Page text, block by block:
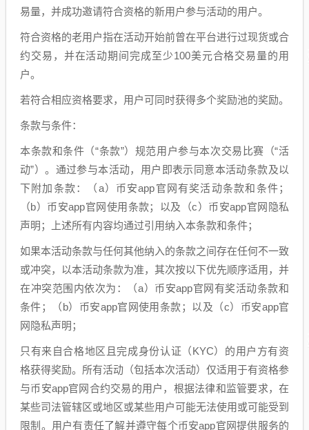
易量，并成功邀请符合资格的新用户参与活动的用户。
符合资格的老用户指在活动开始前曾在平台进行过现货或合
约交易，并在活动期间完成至少100美元合格交易量的用
户。
若符合相应资格要求，用户可同时获得多个奖励池的奖励。
条款与条件：
本条款和条件（“条款”）规范用户参与本次交易比赛（“活
动”）。通过参与本活动，用户即表示同意本活动条款及以
下附加条款：（a）币安app官网有奖活动条款和条件；
（b）币安app官网使用条款；以及（c）币安app官网隐私
声明；上述所有内容均通过引用纳入本条款和条件；
如果本活动条款与任何其他纳入的条款之间存在任何不一致
或冲突，以本活动条款为准，其次按以下优先顺序适用，并
在冲突范围内依次为：（a）币安app官网有奖活动条款和
条件；（b）币安app官网使用条款；以及（c）币安app官
网隐私声明；
只有来自合格地区且完成身份认证（KYC）的用户方有资
格获得奖励。所有活动（包括本次活动）仅适用于有资格参
与币安app官网合约交易的用户，根据法律和监管要求，在
某些司法管辖区或地区或某些用户可能无法使用或可能受到
限制。用户有责任了解并遵守每个币安app官网提供服务的